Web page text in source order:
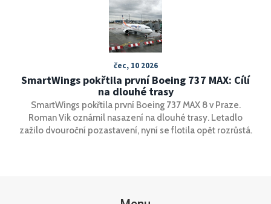
čec, 10 2026
SmartWings pokřtila první Boeing 737 MAX: Cílí
na dlouhé trasy
SmartWings pokřtila první Boeing 737 MAX 8 v Praze.
Roman Vik oznámil nasazení na dlouhé trasy. Letadlo
zažilo dvouroční pozastavení, nyní se flotila opět rozrůstá.